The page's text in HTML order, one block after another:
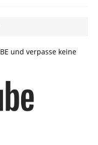
und verpasse keine